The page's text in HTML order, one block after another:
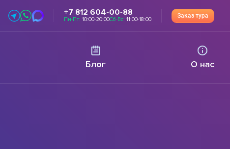
+7 812 604-00-88
Пн-Пт: 10:00-20:00Сб-Вс: 11:00-18:00
Заказ тура
Блог О нас